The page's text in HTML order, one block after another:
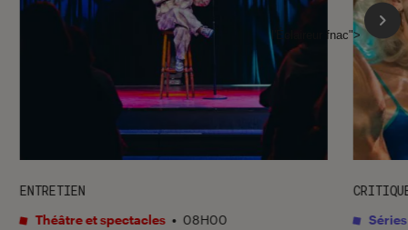
ENTRETIEN
Théâtre et spectacles • 08H00 Séries
l'Éclaireur fnac">